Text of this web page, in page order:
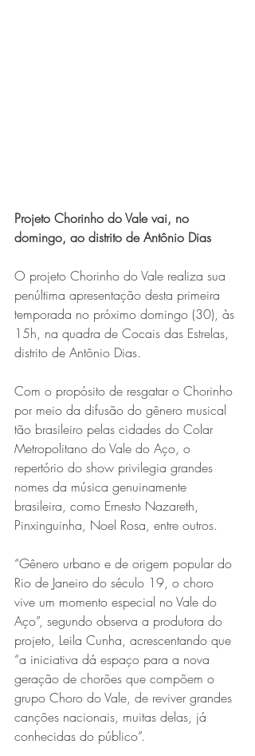
Exposição “O Silêncio das
Coisas” da artista visual Luiza
Drumond
Série MPB abre temporada de
shows em Ipatinga com Flávio
Venturini
Projeto Chorinho do Vale vai, no
domingo, ao distrito de Antônio Dias
O projeto Chorinho do Vale realiza sua
penúltima apresentação desta primeira
temporada no próximo domingo (30), às
15h, na quadra de Cocais das Estrelas,
distrito de Antônio Dias.
Com o propósito de resgatar o Chorinho
por meio da difusão do gênero musical
tão brasileiro pelas cidades do Colar
Metropolitano do Vale do Aço, o
repertório do show privilegia grandes
nomes da música genuinamente
brasileira, como Ernesto Nazareth,
Pinxinguinha, Noel Rosa, entre outros.
“Gênero urbano e de origem popular do
Rio de Janeiro do século 19, o choro
vive um momento especial no Vale do
Aço”, segundo observa a produtora do
projeto, Leila Cunha, acrescentando que
“a iniciativa dá espaço para a nova
geração de chorões que compõem o
grupo Choro do Vale, de reviver grandes
canções nacionais, muitas delas, já
conhecidas do público”.